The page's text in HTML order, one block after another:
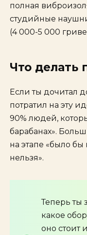
полная
студийные
(4 000-5 000
Что делать
Если ты дочитал
потратил на эту
90% людей,
барабанах».
на этапе «было бы
нельзя».
Теперь ты
какое
оно стоит